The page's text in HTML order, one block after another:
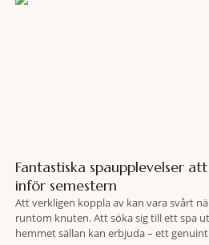
Fantastiska spaupplevelser
inför semestern
Att verkligen koppla av kan vara svårt
runtom knuten. Att söka sig till ett spa
hemmet sällan kan erbjuda – ett